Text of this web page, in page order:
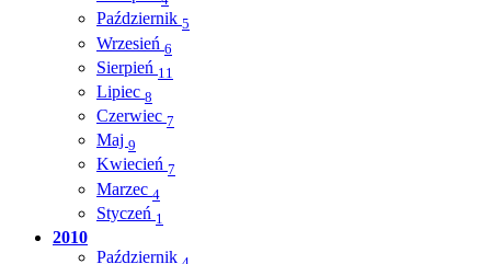
Październik 5
Wrzesień 6
Sierpień 11
Lipiec 8
Czerwiec 7
Maj 9
Kwiecień 7
Marzec 4
Styczeń 1
2010
Październik